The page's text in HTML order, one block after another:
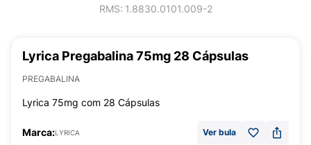
RMS: 1.8830.0101.009-2
Lyrica Pregabalina 75mg 28 Cápsulas
PREGABALINA
Lyrica 75mg com 28 Cápsulas
Marca:LYRICA Ver bula